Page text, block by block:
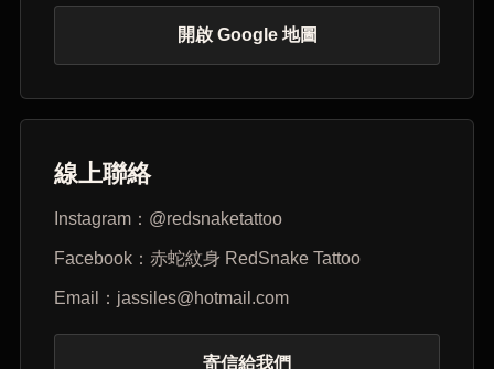
開啟 Google 地圖
線上聯絡
Instagram：@redsnaketattoo
Facebook：赤蛇紋身 RedSnake Tattoo
Email：jassiles@hotmail.com
寄信給我們